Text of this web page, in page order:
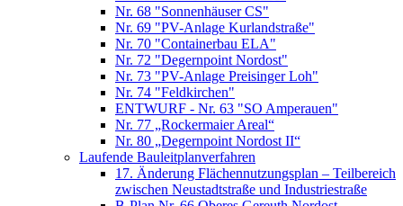
Nr. 68 "Sonnenhäuser CS"
Nr. 69 "PV-Anlage Kurlandstraße"
Nr. 70 "Containerbau ELA"
Nr. 72 "Degernpoint Nordost"
Nr. 73 "PV-Anlage Preisinger Loh"
Nr. 74 "Feldkirchen"
ENTWURF - Nr. 63 "SO Amperauen"
Nr. 77 „Rockermaier Areal“
Nr. 80 „Degernpoint Nordost II“
Laufende Bauleitplanverfahren
17. Änderung Flächennutzungsplan – Teilbereich
zwischen Neustadtstraße und Industriestraße